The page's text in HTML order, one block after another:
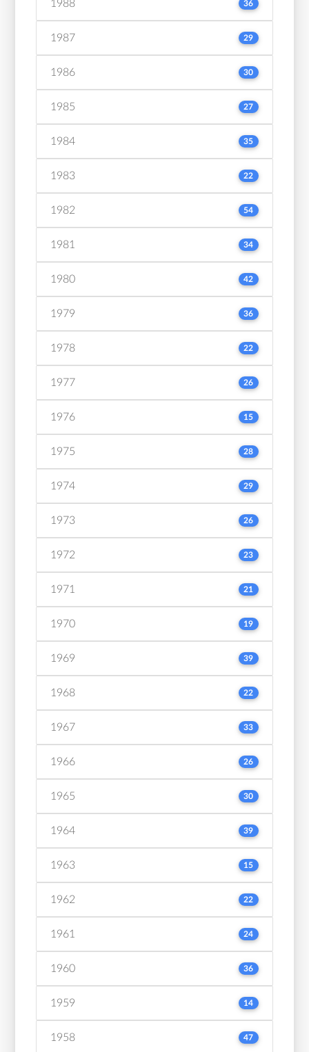
1988 36
1987 29
1986 30
1985 27
1984 35
1983 22
1982 54
1981 34
1980 42
1979 36
1978 22
1977 26
1976 15
1975 28
1974 29
1973 26
1972 23
1971 21
1970 19
1969 39
1968 22
1967 33
1966 26
1965 30
1964 39
1963 15
1962 22
1961 24
1960 36
1959 14
1958 47